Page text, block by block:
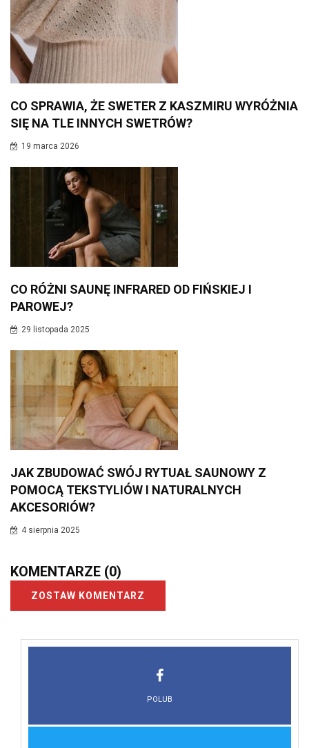
CO SPRAWIA, ŻE SWETER Z KASZMIRU WYRÓŻNIA
SIĘ NA TLE INNYCH SWETRÓW?
19 marca 2026
CO RÓŻNI SAUNĘ INFRARED OD FIŃSKIEJ I
PAROWEJ?
29 listopada 2025
JAK ZBUDOWAĆ SWÓJ RYTUAŁ SAUNOWY Z
POMOCĄ TEKSTYLIÓW I NATURALNYCH
AKCESORIÓW?
4 sierpnia 2025
KOMENTARZE (0)
ZOSTAW KOMENTARZ
POLUB